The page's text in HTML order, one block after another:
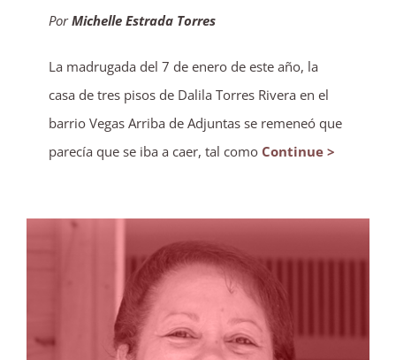
PorMichelle Estrada Torres
La madrugada del 7 de enero de este año, la
casa de tres pisos de Dalila Torres Rivera en el
barrio Vegas Arriba de Adjuntas se remeneó que
parecía que se iba a caer, tal como Continue >